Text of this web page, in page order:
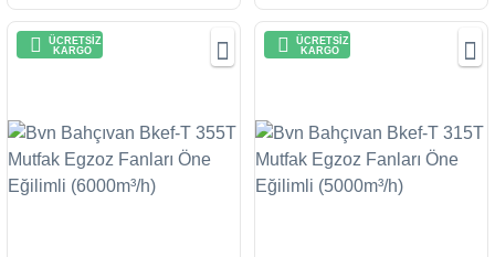
ÜCRETSİZ
KARGO
ÜCRETSİZ
KARGO